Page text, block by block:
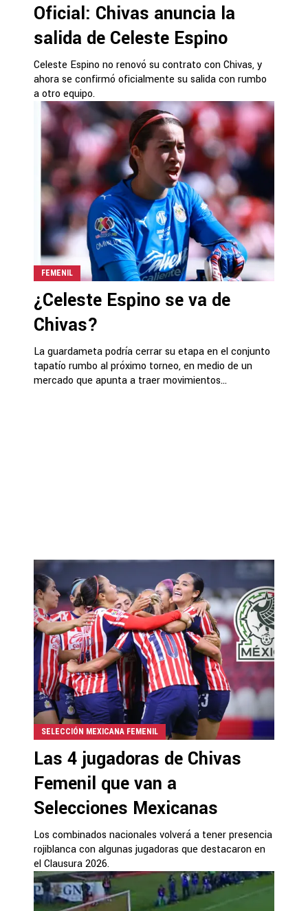
Oficial: Chivas anuncia la
salida de Celeste Espino
Celeste Espino no renovó su contrato con Chivas, y
ahora se confirmó oficialmente su salida con rumbo
a otro equipo.
FEMENIL
¿Celeste Espino se va de
Chivas?
La guardameta podría cerrar su etapa en el conjunto
tapatío rumbo al próximo torneo, en medio de un
mercado que apunta a traer movimientos...
SELECCIÓN MEXICANA FEMENIL
Las 4 jugadoras de Chivas
Femenil que van a
Selecciones Mexicanas
Los combinados nacionales volverá a tener presencia
rojiblanca con algunas jugadoras que destacaron en
el Clausura 2026.